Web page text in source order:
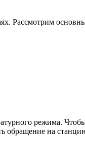
Рассмотрим
режима.
обращение на